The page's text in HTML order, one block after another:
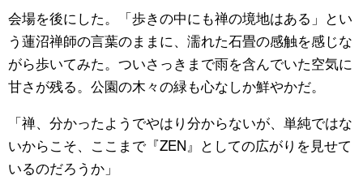
会場を後にした。「歩きの中にも禅の境地はある」とい
う蓮沼禅師の言葉のままに、濡れた石畳の感触を感じな
がら歩いてみた。ついさっきまで雨を含んでいた空気に
甘さが残る。公園の木々の緑も心なしか鮮やかだ。
「禅、分かったようでやはり分からないが、単純ではな
いからこそ、ここまで『ZEN』としての広がりを見せて
いるのだろうか」